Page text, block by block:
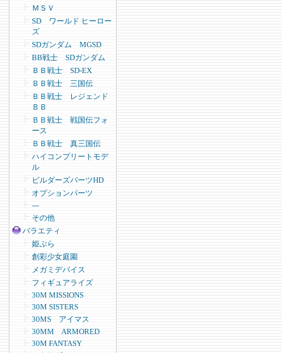
ＭＳＶ
SD ワールド ヒーロー
ズ
SDガンダム MGSD
BB戦士 SDガンダム
ＢＢ戦士 SD-EX
ＢＢ戦士 三国伝
ＢＢ戦士 レジェンド
ＢＢ
ＢＢ戦士 戦国伝フォ
ース
ＢＢ戦士 真三国伝
ハイコンプリートモデ
ル
ビルダーズパーツHD
オプションパーツ
---
その他
バラエティ
姫ぷら
創彩少女庭園
メガミデバイス
フィギュアライズ
30M MISSIONS
30M SISTERS
30MS アイマス
30MM ARMORED
30M FANTASY